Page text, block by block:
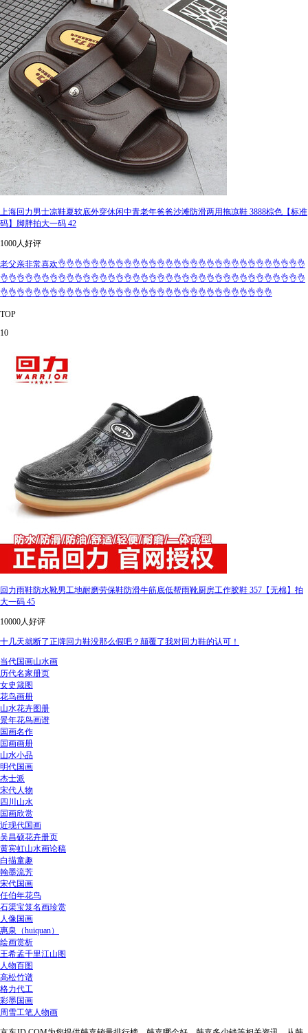
上海回力男士凉鞋夏软底外穿休闲中青老年爸爸沙滩防滑两用拖凉鞋 3888棕色【标准
码】脚胖拍大一码 42
1000人好评
老父亲非常喜欢👌👌👌👌👌👌👌👌👌👌👌👌👌👌👌👌👌👌👌👌👌👌👌👌👌👌👌👌👌👌
👌👌👌👌👌👌👌👌👌👌👌👌👌👌👌👌👌👌👌👌👌👌👌👌👌👌👌👌👌👌👌👌👌👌👌👌👌
👌👌👌👌👌👌👌👌👌👌👌👌👌👌👌👌👌👌👌👌👌👌👌👌👌👌👌👌👌👌👌👌👌
TOP
10
回力雨鞋防水靴男工地耐磨劳保鞋防滑牛筋底低帮雨靴厨房工作胶鞋 357【无棉】拍
大一码 45
10000人好评
十几天就断了正牌回力鞋没那么假吧？颠覆了我对回力鞋的认可！
当代国画山水画
历代名家册页
女史箴图
花鸟画册
山水花卉图册
景年花鸟画谱
国画名作
国画画册
山水小品
明代国画
杰士派
宋代人物
四川山水
国画欣赏
近现代国画
吴昌硕花卉册页
黄宾虹山水画论稿
白描童趣
翰墨流芳
宋代国画
任伯年花鸟
石渠宝笈名画珍赏
人像国画
惠泉（huiquan）
绘画赏析
王希孟千里江山图
人物百图
高松竹谱
格力代工
彩墨国画
周雪工笔人物画